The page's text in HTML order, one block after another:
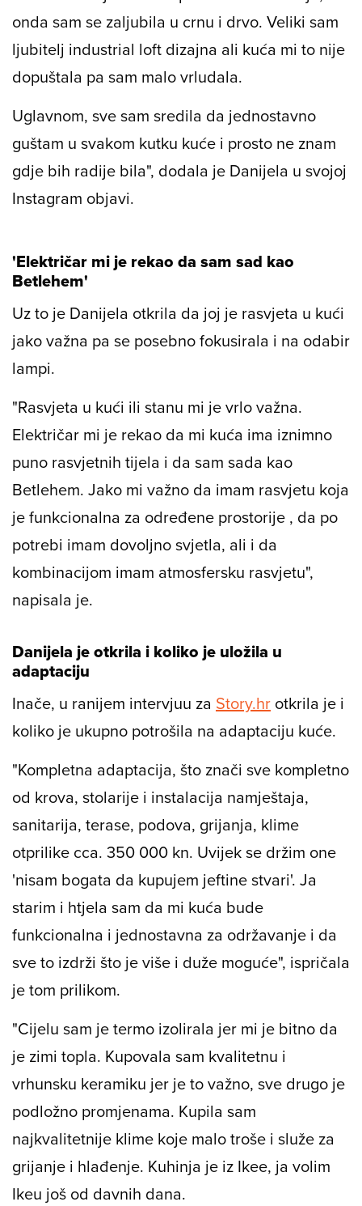
onda sam se zaljubila u crnu i drvo. Veliki sam
ljubitelj industrial loft dizajna ali kuća mi to nije
dopuštala pa sam malo vrludala.
Uglavnom, sve sam sredila da jednostavno
guštam u svakom kutku kuće i prosto ne znam
gdje bih radije bila", dodala je Danijela u svojoj
Instagram objavi.
'Električar mi je rekao da sam sad kao
Betlehem'
Uz to je Danijela otkrila da joj je rasvjeta u kući
jako važna pa se posebno fokusirala i na odabir
lampi.
"Rasvjeta u kući ili stanu mi je vrlo važna.
Električar mi je rekao da mi kuća ima iznimno
puno rasvjetnih tijela i da sam sada kao
Betlehem. Jako mi važno da imam rasvjetu koja
je funkcionalna za određene prostorije , da po
potrebi imam dovoljno svjetla, ali i da
kombinacijom imam atmosfersku rasvjetu",
napisala je.
Danijela je otkrila i koliko je uložila u
adaptaciju
Inače, u ranijem intervjuu za Story.hr otkrila je i
koliko je ukupno potrošila na adaptaciju kuće.
"Kompletna adaptacija, što znači sve kompletno
od krova, stolarije i instalacija namještaja,
sanitarija, terase, podova, grijanja, klime
otprilike cca. 350 000 kn. Uvijek se držim one
'nisam bogata da kupujem jeftine stvari'. Ja
starim i htjela sam da mi kuća bude
funkcionalna i jednostavna za održavanje i da
sve to izdrži što je više i duže moguće", ispričala
je tom prilikom.
"Cijelu sam je termo izolirala jer mi je bitno da
je zimi topla. Kupovala sam kvalitetnu i
vrhunsku keramiku jer je to važno, sve drugo je
podložno promjenama. Kupila sam
najkvalitetnije klime koje malo troše i služe za
grijanje i hlađenje. Kuhinja je iz Ikee, ja volim
Ikeu još od davnih dana.